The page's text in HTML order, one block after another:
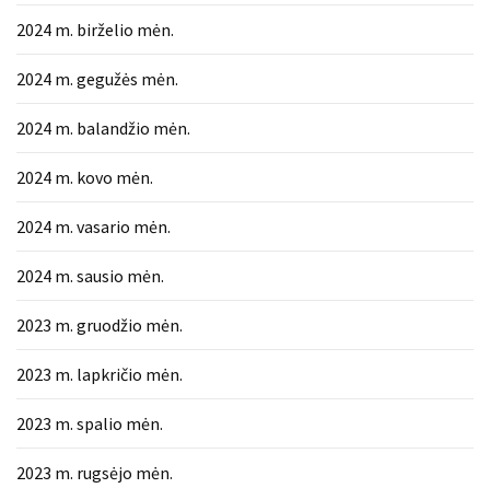
(6)2024 m. birželio mėn.
2024 m. gegužės mėn.
2024 m. balandžio mėn.
2024 m. kovo mėn.
2024 m. vasario mėn.
2024 m. sausio mėn.
2023 m. gruodžio mėn.
2023 m. lapkričio mėn.
2023 m. spalio mėn.
2023 m. rugsėjo mėn.